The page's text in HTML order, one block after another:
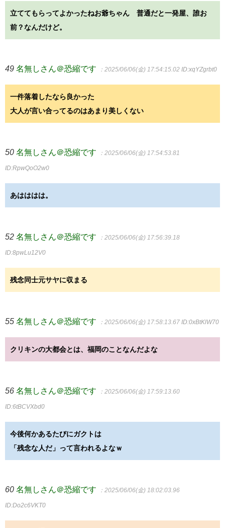
立ててもらってよかったねお爺ちゃん 普通だと一発屋、誰お
前？なんだけど。
49 名無しさん＠恐縮です ：2025/06/06(金) 17:54:15.02 ID:xqYZgrbt0
一件落着したなら良かった
大人が言い合ってるのはあまり美しくない
50 名無しさん＠恐縮です ：2025/06/06(金) 17:54:53.81
ID:RpwQoO2w0
あはははは。
52 名無しさん＠恐縮です ：2025/06/06(金) 17:56:39.18
ID:8pwLu12V0
残念同士元サヤに収まる
55 名無しさん＠恐縮です ：2025/06/06(金) 17:58:13.67 ID:0xBtKlW70
クリキンの大都会とは、福岡のことなんだよな
56 名無しさん＠恐縮です ：2025/06/06(金) 17:59:13.60
ID:6tBCVXbd0
今後何かあるたびにガクトは
「残念な人だ」って言われるよなｗ
60 名無しさん＠恐縮です ：2025/06/06(金) 18:02:03.96
ID:Do2c6VKT0